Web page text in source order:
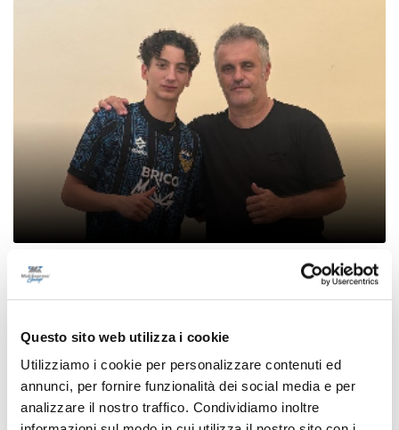
Questo sito web utilizza i cookie
Utilizziamo i cookie per personalizzare contenuti ed
annunci, per fornire funzionalità dei social media e per
analizzare il nostro traffico. Condividiamo inoltre
Settore Giovanile Academy - Alessandro Re, da